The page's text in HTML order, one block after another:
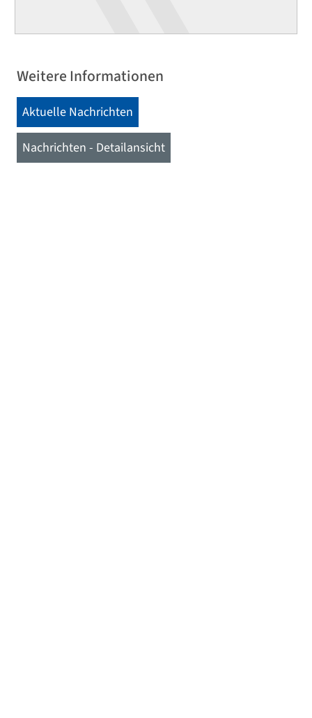
Weitere Informationen
Aktuelle Nachrichten
Nachrichten - Detailansicht